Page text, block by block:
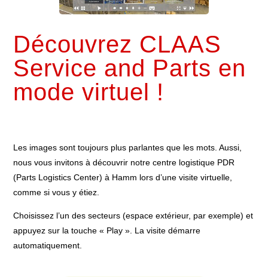
Découvrez CLAAS
Service and Parts en
mode virtuel !
Les images sont toujours plus parlantes que les mots. Aussi,
nous vous invitons à découvrir notre centre logistique PDR
(Parts Logistics Center) à Hamm lors d’une visite virtuelle,
comme si vous y étiez.
Choisissez l’un des secteurs (espace extérieur, par exemple) et
appuyez sur la touche « Play ». La visite démarre
automatiquement.